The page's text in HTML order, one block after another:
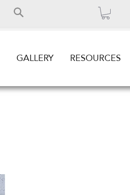
GALLERY RESOURCES